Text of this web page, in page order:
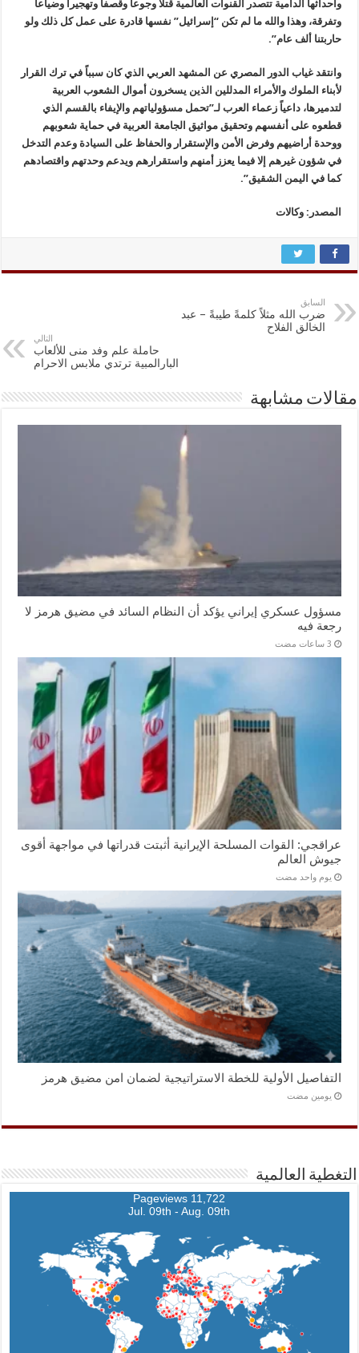
وأحداثها الدامية تتصدر القنوات العالمية قتلاً وجوعاً وقصفاً وتهجيراً وضياعاً
وتفرقة، وهذا والله ما لم تكن “إسرائيل” نفسها قادرة على عمل كل ذلك ولو
حاربتنا ألف عام”.
وانتقد غياب الدور المصري عن المشهد العربي الذي كان سبباً في ترك القرار
لأبناء الملوك والأمراء المدللين الذين يسخرون أموال الشعوب العربية
لتدميرها، داعياً زعماء العرب لـ”تحمل مسؤولياتهم والإيفاء بالقسم الذي
قطعوه على أنفسهم وتحقيق مواثيق الجامعة العربية في حماية شعوبهم
ووحدة أراضيهم وفرض الأمن والإستقرار والحفاظ على السيادة وعدم التدخل
في شؤون غيرهم إلا فيما يعزز أمنهم واستقرارهم ويدعم وحدتهم واقتصادهم
كما في اليمن الشقيق”.
المصدر: وكالات
السابق
ضرب الله مثلاً كلمةً طيبةً – عبد
الخالق الفلاح
التالي
حاملة علم وفد منى للألعاب
البارالمبية ترتدي ملابس الاحرام
مقالات مشابهة
مسؤول عسكري إيراني يؤكد أن النظام السائد في مضيق هرمز لا
رجعة فيه
عراقجي: القوات المسلحة الإيرانية أثبتت قدراتها في مواجهة أقوى
جيوش العالم
‏يوم واحد مضت
التفاصيل الأولية للخطة الاستراتيجية لضمان امن مضيق هرمز
‏يومين مضت
التغطية العالمية
11,722 Pageviews
Jul. 09th - Aug. 09th